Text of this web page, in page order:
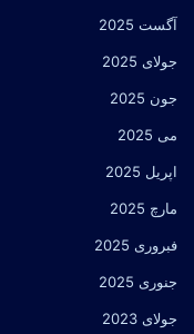
آگست 2025
جولای 2025
جون 2025
می 2025
اپریل 2025
مارچ 2025
فبروری 2025
جنوری 2025
جولای 2023